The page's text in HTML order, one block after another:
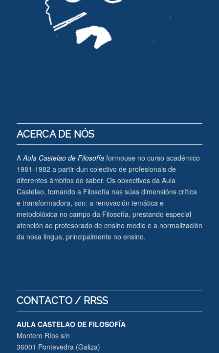
ACERCA DE NÓS
AAula Castelao de Filosofíaformouse no curso académico
1981-1982 a partir dun colectivo de profesionais de
diferentes ámbitos do saber. Os obxectivos da Aula
Castelao, tomando a Filosofía nas súas dimensións crítica
e transformadora, son: a renovación temática e
metodolóxica no campo da Filosofía, prestando especial
atención ao profesorado de ensino medio e a normalización
da nosa lingua, principalmente no ensino.
CONTACTO / RRSS
AULA CASTELAO DE FILOSOFÍA
Montero Ríos s/n
36001 Pontevedra (Galiza)